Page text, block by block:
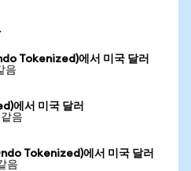
Tokenized)에서 미국 달러
음
에서 미국 달러
음
Tokenized)에서 미국 달러
음